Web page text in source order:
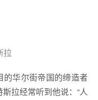
拉
的华尔街帝国的缔造者
拉经常听到他说：“人